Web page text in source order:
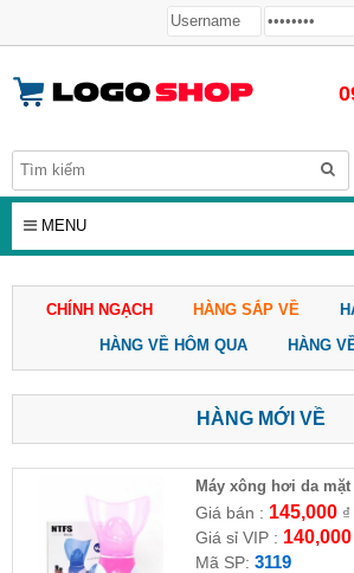
MENU
CHÍNH NGẠCH HÀNG SẮP VỀ
HÀNG VỀ HÔM QUA
HÀNG
HÀNG MỚI VỀ
Máy xông hơi da mặt
Giá bán : 145,000₫
Giá sỉ VIP : 140,000
Mã SP: 3119